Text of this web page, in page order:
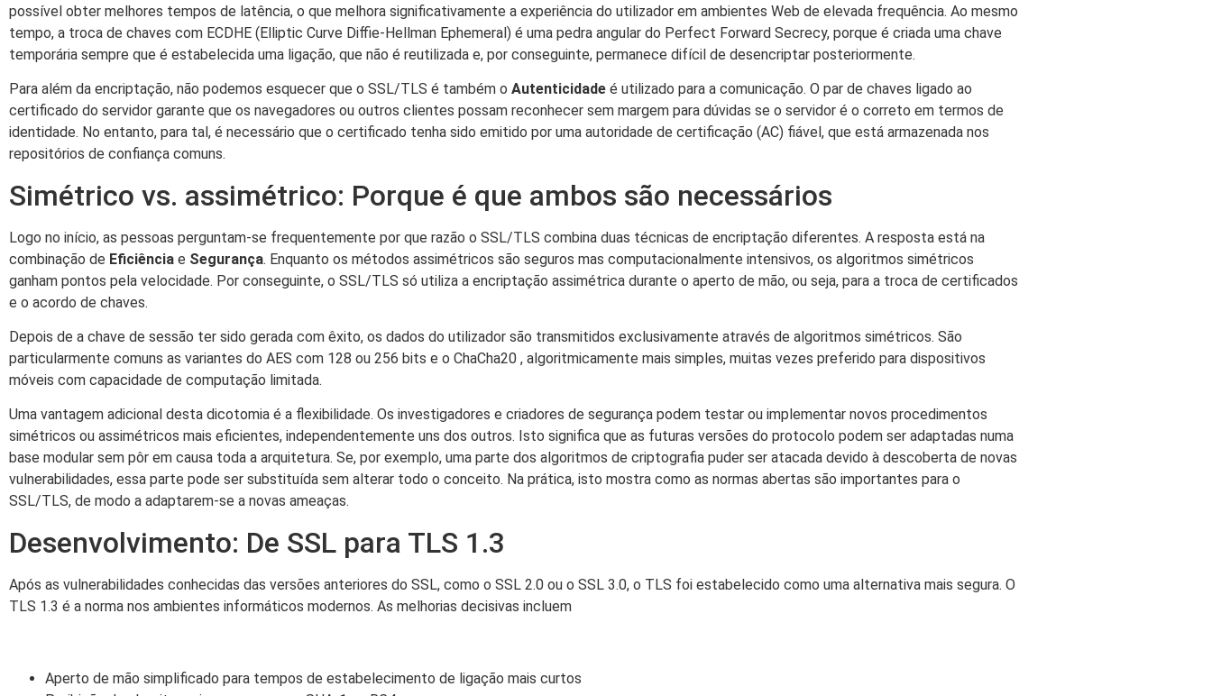
possível obter melhores tempos de latência, o que melhora significativamente a experiência do utilizador em ambientes Web de elevada frequência. Ao mesmo
tempo, a troca de chaves com ECDHE (Elliptic Curve Diffie-Hellman Ephemeral) é uma pedra angular do Perfect Forward Secrecy, porque é criada uma chave
temporária sempre que é estabelecida uma ligação, que não é reutilizada e, por conseguinte, permanece difícil de desencriptar posteriormente.
Para além da encriptação, não podemos esquecer que o SSL/TLS é também o Autenticidade é utilizado para a comunicação. O par de chaves ligado ao
certificado do servidor garante que os navegadores ou outros clientes possam reconhecer sem margem para dúvidas se o servidor é o correto em termos de
identidade. No entanto, para tal, é necessário que o certificado tenha sido emitido por uma autoridade de certificação (AC) fiável, que está armazenada nos
repositórios de confiança comuns.
Simétrico vs. assimétrico: Porque é que ambos são necessários
Logo no início, as pessoas perguntam-se frequentemente por que razão o SSL/TLS combina duas técnicas de encriptação diferentes. A resposta está na
combinação de Eficiência e Segurança. Enquanto os métodos assimétricos são seguros mas computacionalmente intensivos, os algoritmos simétricos
ganham pontos pela velocidade. Por conseguinte, o SSL/TLS só utiliza a encriptação assimétrica durante o aperto de mão, ou seja, para a troca de certificados
e o acordo de chaves.
Depois de a chave de sessão ter sido gerada com êxito, os dados do utilizador são transmitidos exclusivamente através de algoritmos simétricos. São
particularmente comuns as variantes do AES com 128 ou 256 bits e o ChaCha20 , algoritmicamente mais simples, muitas vezes preferido para dispositivos
móveis com capacidade de computação limitada.
Uma vantagem adicional desta dicotomia é a flexibilidade. Os investigadores e criadores de segurança podem testar ou implementar novos procedimentos
simétricos ou assimétricos mais eficientes, independentemente uns dos outros. Isto significa que as futuras versões do protocolo podem ser adaptadas numa
base modular sem pôr em causa toda a arquitetura. Se, por exemplo, uma parte dos algoritmos de criptografia puder ser atacada devido à descoberta de novas
vulnerabilidades, essa parte pode ser substituída sem alterar todo o conceito. Na prática, isto mostra como as normas abertas são importantes para o
SSL/TLS, de modo a adaptarem-se a novas ameaças.
Desenvolvimento: De SSL para TLS 1.3
Após as vulnerabilidades conhecidas das versões anteriores do SSL, como o SSL 2.0 ou o SSL 3.0, o TLS foi estabelecido como uma alternativa mais segura. O
TLS 1.3 é a norma nos ambientes informáticos modernos. As melhorias decisivas incluem
Aperto de mão simplificado para tempos de estabelecimento de ligação mais curtos